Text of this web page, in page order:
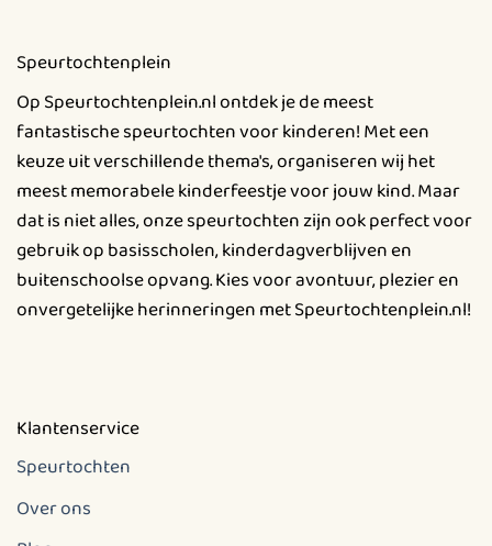
Deze
optie
kan
gekozen
worden
op
de
productpagina
optie
kan
worden
op
de
productpagina
Speurtochtenplein
Op Speurtochtenplein.nl ontdek je de meest
fantastische speurtochten voor kinderen! Met een
keuze uit verschillende thema's, organiseren wij het
meest memorabele kinderfeestje voor jouw kind. Maar
dat is niet alles, onze speurtochten zijn ook perfect voor
gebruik op basisscholen, kinderdagverblijven en
buitenschoolse opvang. Kies voor avontuur, plezier en
onvergetelijke herinneringen met Speurtochtenplein.nl!
Klantenservice
Speurtochten
Over ons